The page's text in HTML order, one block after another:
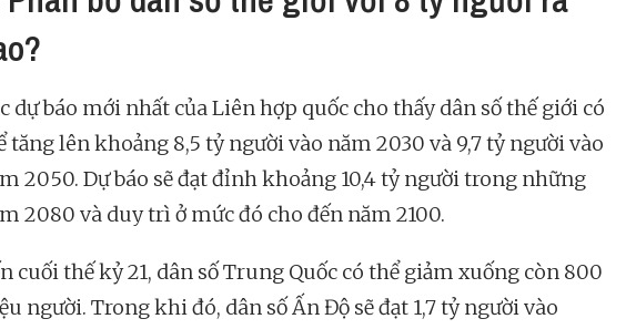
dự báo mới nhất của Liên hợp quốc cho thấy dân số thế giới có
tăng lên khoảng 8,5 tỷ người vào năm 2030 và 9,7 tỷ người vào
2050. Dự báo sẽ đạt đỉnh khoảng 10,4 tỷ người trong những
2080 và duy trì ở mức đó cho đến năm 2100.
cuối thế kỷ 21, dân số Trung Quốc có thể giảm xuống còn 800
người. Trong khi đó, dân số Ấn Độ sẽ đạt 1,7 tỷ người vào